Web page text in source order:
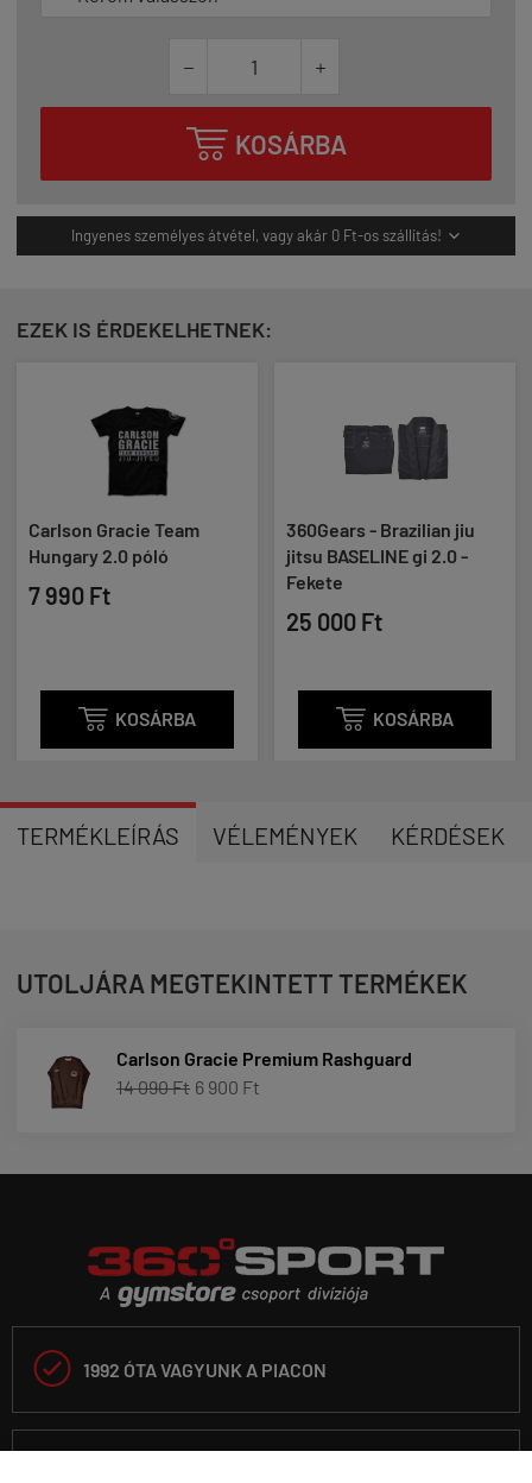
 
 KOSÁRBA
Ingyenes személyes átvétel, vagy akár 0 Ft-os szállítás! 
EZEK IS ÉRDEKELHETNEK:
Carlson Gracie Team
Hungary 2.0 póló
7 990 Ft
 KOSÁRBA
360Gears - Brazilian jiu
jitsu BASELINE gi 2.0 -
Fekete
25 000 Ft
 KOSÁRBA
TERMÉKLEÍRÁS VÉLEMÉNYEK KÉRDÉSEK
UTOLJÁRA MEGTEKINTETT TERMÉKEK
Carlson Gracie Premium Rashguard
14 090 Ft 6 900 Ft
 1992 ÓTA VAGYUNK A PIACON